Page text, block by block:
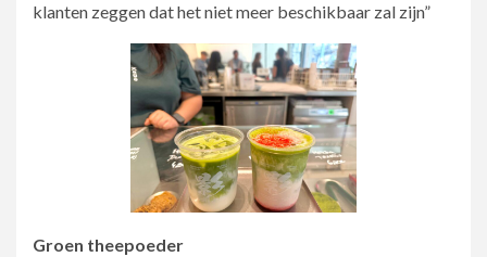
klanten zeggen dat het niet meer beschikbaar zal zijn”
Groen theepoeder